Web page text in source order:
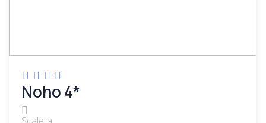
Noho 4*